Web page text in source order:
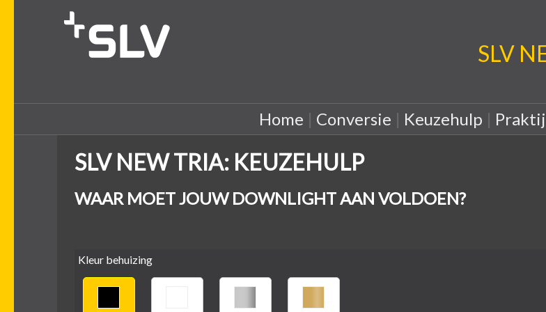
SLV
Home | Conversie | Keuzehulp |
SLV NEW TRIA: KEUZEHULP
WAAR MOET JOUW DOWNLIGHT AAN VOLDOEN?
Kleur behuizing